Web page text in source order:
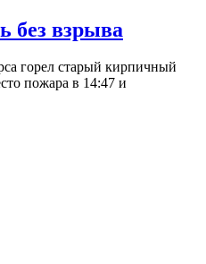
без взрыва
горел старый кирпичный
пожара в 14:47 и